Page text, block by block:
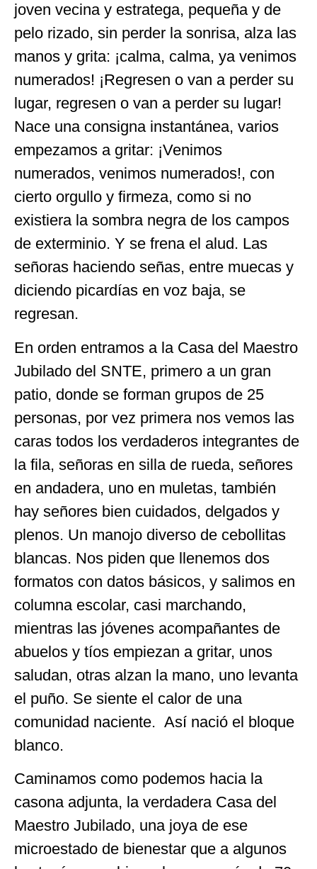
joven vecina y estratega, pequeña y de
pelo rizado, sin perder la sonrisa, alza las
manos y grita: ¡calma, calma, ya venimos
numerados! ¡Regresen o van a perder su
lugar, regresen o van a perder su lugar!
Nace una consigna instantánea, varios
empezamos a gritar: ¡Venimos
numerados, venimos numerados!, con
cierto orgullo y firmeza, como si no
existiera la sombra negra de los campos
de exterminio. Y se frena el alud. Las
señoras haciendo señas, entre muecas y
diciendo picardías en voz baja, se
regresan.
En orden entramos a la Casa del Maestro
Jubilado del SNTE, primero a un gran
patio, donde se forman grupos de 25
personas, por vez primera nos vemos las
caras todos los verdaderos integrantes de
la fila, señoras en silla de rueda, señores
en andadera, uno en muletas, también
hay señores bien cuidados, delgados y
plenos. Un manojo diverso de cebollitas
blancas. Nos piden que llenemos dos
formatos con datos básicos, y salimos en
columna escolar, casi marchando,
mientras las jóvenes acompañantes de
abuelos y tíos empiezan a gritar, unos
saludan, otras alzan la mano, uno levanta
el puño. Se siente el calor de una
comunidad naciente. Así nació el bloque
blanco.
Caminamos como podemos hacia la
casona adjunta, la verdadera Casa del
Maestro Jubilado, una joya de ese
microestado de bienestar que a algunos